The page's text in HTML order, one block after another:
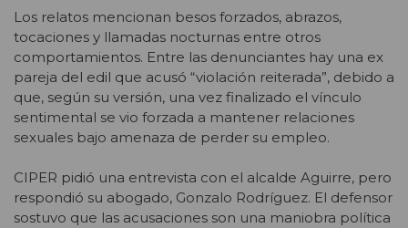
Los relatos mencionan besos forzados, abrazos,
tocaciones y llamadas nocturnas entre otros
comportamientos. Entre las denunciantes hay una ex
pareja del edil que acusó “violación reiterada”, debido a
que, según su versión, una vez finalizado el vínculo
sentimental se vio forzada a mantener relaciones
sexuales bajo amenaza de perder su empleo.
CIPER pidió una entrevista con el alcalde Aguirre, pero
respondió su abogado, Gonzalo Rodríguez. El defensor
sostuvo que las acusaciones son una maniobra política